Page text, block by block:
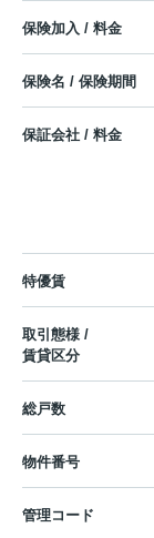
保険加入 / 料金
保険名 / 保険期間
保証会社 / 料金
特優賃
取引態様 /
賃貸区分
総戸数
物件番号
管理コード